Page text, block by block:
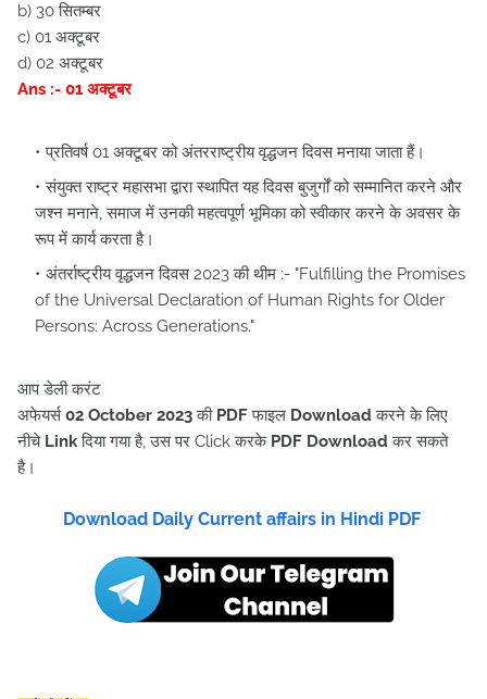
b) 30 सितम्बर
c) 01 अक्टूबर
d) 02 अक्टूबर
Ans :- 01 अक्टूबर
प्रतिवर्ष 01 अक्टूबर को अंतरराष्ट्रीय वृद्धजन दिवस मनाया जाता हैं।
संयुक्त राष्ट्र महासभा द्वारा स्थापित यह दिवस बुजुर्गों को सम्मानित करने और
जश्न मनाने, समाज में उनकी महत्वपूर्ण भूमिका को स्वीकार करने के अवसर के
रूप में कार्य करता है।
अंतर्राष्ट्रीय वृद्धजन दिवस 2023 की थीम :- "Fulfilling the Promises
of the Universal Declaration of Human Rights for Older
Persons: Across Generations."
आप डेली करंट
अफेयर्स02 October 2023की PDFफाइल Download करने के लिए
नीचे Linkदिया गया है, उस पर Click करके PDF Download कर सकते
है।
Download Daily Current affairs in Hindi PDF